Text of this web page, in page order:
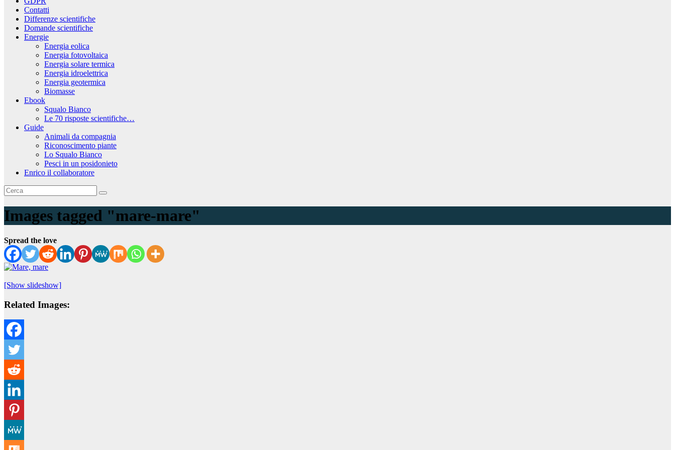
Contatti
Differenze scientifiche
Domande scientifiche
Energie
Energia eolica
Energia fotovoltaica
Energia solare termica
Energia idroelettrica
Energia geotermica
Biomasse
Ebook
Squalo Bianco
Le 70 risposte scientifiche…
Guide
Animali da compagnia
Riconoscimento piante
Lo Squalo Bianco
Pesci in un posidonieto
Enrico il collaboratore
Images tagged "mare-mare"
Spread the love
[Show slideshow]
Related Images: